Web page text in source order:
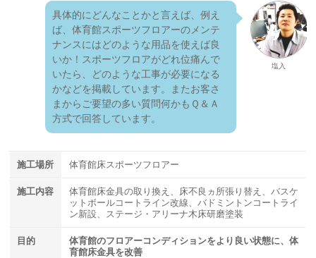
塩入
具体的にどんなことかと言えば、例え
ば、体育館スポーツフロアーのメンテ
ナンスにはどのような用品を使えば良
いか！スポーツフロアがどれ位痛んで
いたら、どのような工事が必要になる
かなどを掲載しています。またお客さ
まからご要望の多い質問何かもＱ＆Ａ
方式で回答しています。
施工場所 体育館床スポーツフロアー
施工内容
体育館床金具の取り換え、床不良ヵ所張り替え、バスケ
ットボールコートライン改線、バドミントンコートライ
ン新設、ステージ・アリーナ木床研磨塗装
目的
体育館のフロアーコンディションをより良い状態に、体
育館床金具を改善